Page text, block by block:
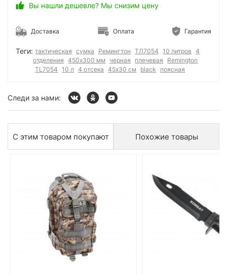
Вы нашли дешевле? Мы снизим цену
Доставка Оплата Гарантия
Теги: тактическая сумка Ремингтон ТЛ7054 10 литров
4
отделения
450х300 мм черная плечевая
Remington
TL7054
10 л 4 отсека 45x30 см black поясная
Следи за нами:
С этим товаром покупают Похожие товары